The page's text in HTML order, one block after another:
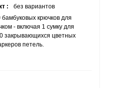
:
без вариантов
крючков для
- включая 1 сумку для
закрывающихся цветных
петель.